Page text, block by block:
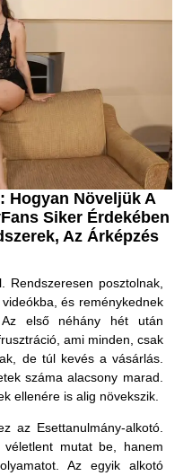
Hogyan Növeljük A
Siker Érdekében
Az Árképzés
Rendszeresen posztolnak,
és reménykednek
első néhány hét után
ami minden, csak
de túl kevés a vásárlás.
száma alacsony marad.
ellenére is alig növekszik.
az Esettanulmány-alkotó.
mutat be, hanem
Az egyik alkotó